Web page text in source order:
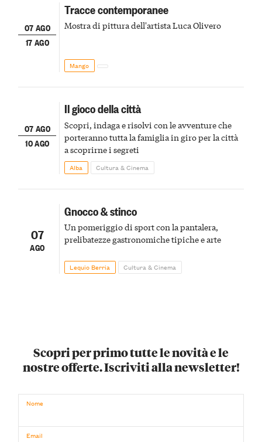
07 AGO
17 AGO
Tracce contemporanee
Mostra di pittura dell'artista Luca Olivero
Mango
07 AGO
10 AGO
Il gioco della città
Scopri, indaga e risolvi con le avventure che
porteranno tutta la famiglia in giro per la città
a scoprirne i segreti
Alba Cultura & Cinema
07
AGO
Gnocco & stinco
Un pomeriggio di sport con la pantalera,
prelibatezze gastronomiche tipiche e arte
Lequio Berria Cultura & Cinema
Scopri per primo tutte le novità e le
nostre offerte. Iscriviti alla newsletter!
Nome
Email